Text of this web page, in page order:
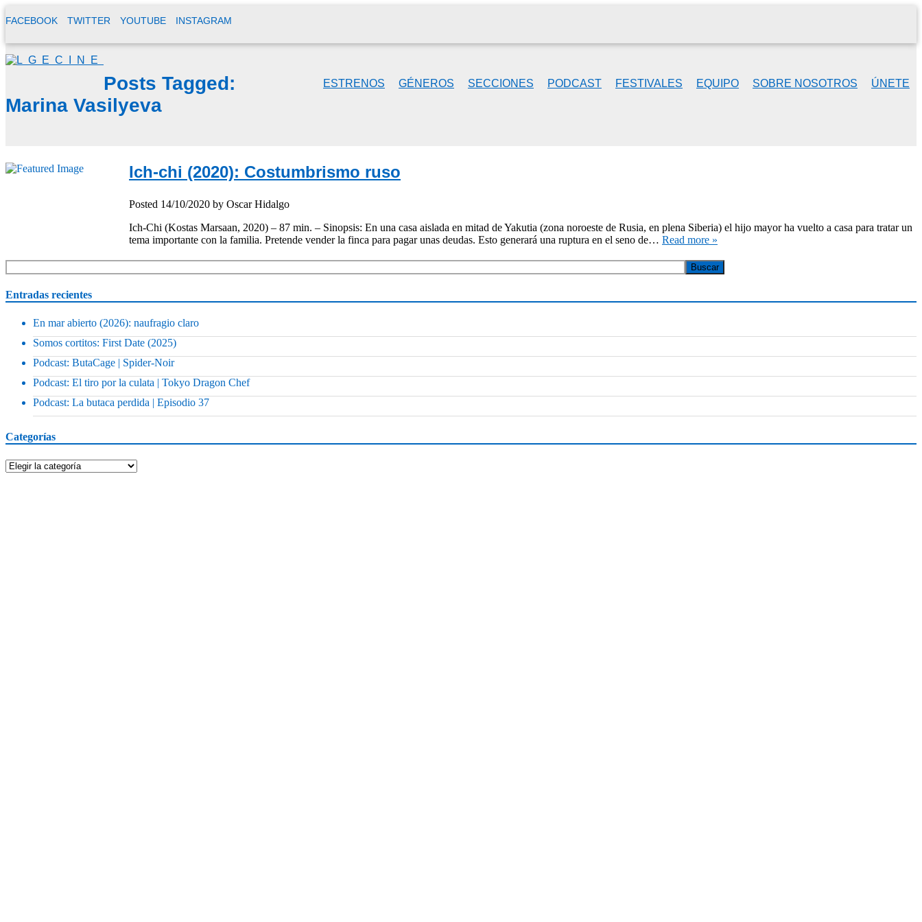
FACEBOOK TWITTER YOUTUBE INSTAGRAM
ESTRENOS GÉNEROS SECCIONES PODCAST FESTIVALES EQUIPO SOBRE NOSOTROS ÚNETE
Posts Tagged:
Marina Vasilyeva
Ich-chi (2020): Costumbrismo ruso
Posted 14/10/2020 by Oscar Hidalgo
Ich-Chi (Kostas Marsaan, 2020) – 87 min. – Sinopsis: En una casa aislada en mitad de Yakutia (zona noroeste de Rusia, en plena Siberia) el hijo mayor ha vuelto a casa para tratar un
tema importante con la familia. Pretende vender la finca para pagar unas deudas. Esto generará una ruptura en el seno de… Read more »
Entradas recientes
En mar abierto (2026): naufragio claro
Somos cortitos: First Date (2025)
Podcast: ButaCage | Spider-Noir
Podcast: El tiro por la culata | Tokyo Dragon Chef
Podcast: La butaca perdida | Episodio 37
Categorías
Categorías